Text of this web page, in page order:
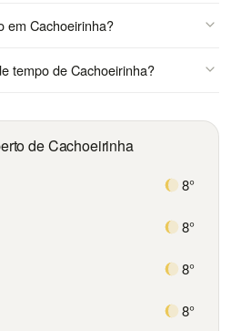
em Cachoeirinha?
tempo de Cachoeirinha?
de Cachoeirinha
8°
8°
8°
8°